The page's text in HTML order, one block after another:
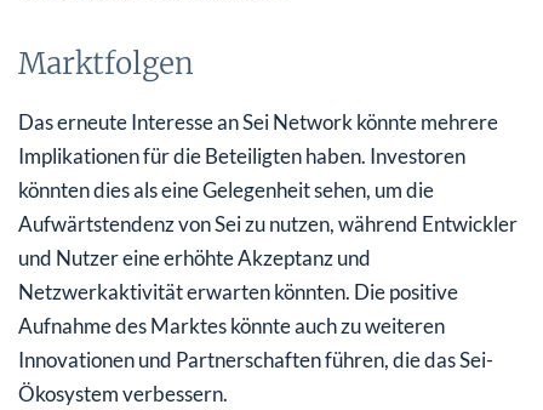
Marktfolgen
Das erneute Interesse an Sei Network könnte mehrere
Implikationen für die Beteiligten haben. Investoren
könnten dies als eine Gelegenheit sehen, um die
Aufwärtstendenz von Sei zu nutzen, während Entwickler
und Nutzer eine erhöhte Akzeptanz und
Netzwerkaktivität erwarten könnten. Die positive
Aufnahme des Marktes könnte auch zu weiteren
Innovationen und Partnerschaften führen, die das Sei-
Ökosystem verbessern.